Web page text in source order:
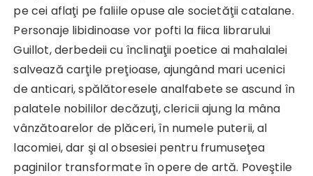
pe cei aflaţi pe faliile opuse ale societăţii catalane.
Personaje libidinoase vor pofti la fiica librarului
Guillot, derbedeii cu înclinaţii poetice ai mahalalei
salvează carţile preţioase, ajungând mari ucenici
de anticari, spălătoresele analfabete se ascund în
palatele nobililor decăzuţi, clericii ajung la mâna
vânzătoarelor de plăceri, în numele puterii, al
lacomiei, dar şi al obsesiei pentru frumuseţea
paginilor transformate în opere de artă. Poveştile